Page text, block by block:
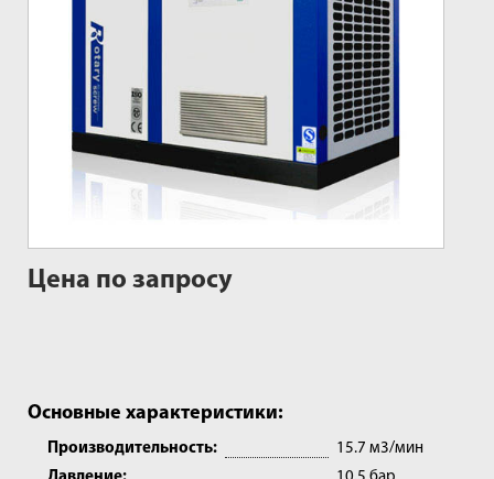
Цена по запросу
Основные характеристики:
Производительность:
15.7 м3/мин